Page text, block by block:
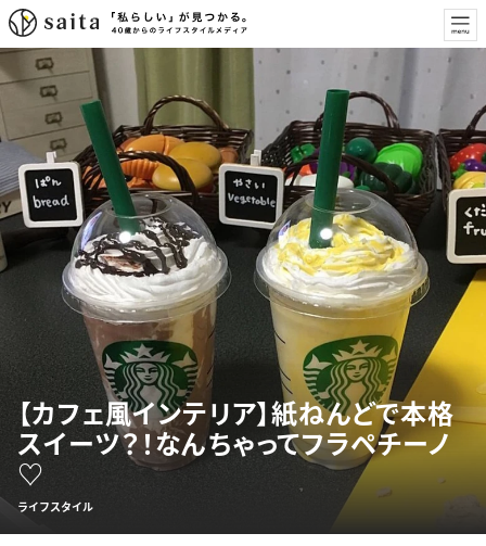
【カフェ風インテリア】紙ねんどで本格
スイーツ？！なんちゃってフラペチーノ
♡
ライフスタイル